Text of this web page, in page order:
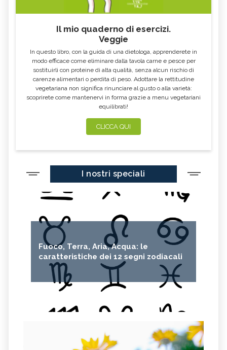
Il mio quaderno di esercizi.
Veggie
In questo libro, con la guida di una dietologa, apprenderete in
modo efficace come eliminare dalla tavola carne e pesce per
sostituirli con proteine di alta qualità, senza alcun rischio di
carenze alimentari o perdita di peso. Adottare la rettitudine
vegetariana non significa rinunciare al gusto o alla varietà:
scoprirete come mantenervi in forma grazie a menu vegetariani
equilibrati!
CLICCA QUI
I nostri speciali
Fuoco, Terra, Aria, Acqua: le
caratteristiche dei 12 segni zodiacali